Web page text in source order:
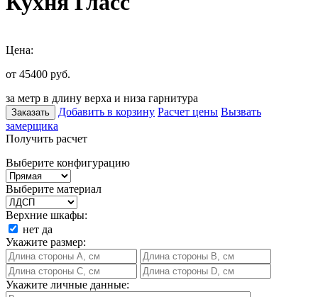
Цена:
от 45400 руб.
за метр в длину верха и низа гарнитура
Заказать Добавить в корзину Расчет цены Вызвать
замерщика
Получить расчет
Выберите конфигурацию
Выберите материал
Верхние шкафы:
нет да
Укажите размер:
Укажите личные данные: